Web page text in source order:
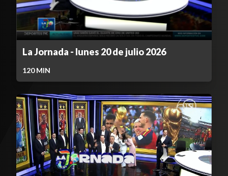
La Jornada - lunes 20 de julio 2026
120MIN